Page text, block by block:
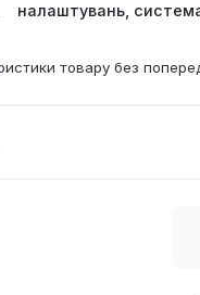
налаштувань,
товару без